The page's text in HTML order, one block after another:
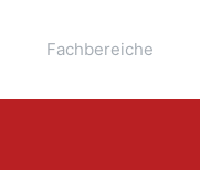
Fachbereiche